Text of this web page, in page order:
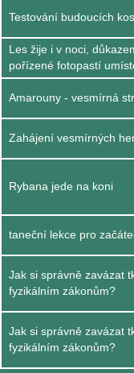
Testování budoucích
Les žije i v noci,
pořízené fotopastí
Amarouny - vesmírná
Zahájení vesmírných
Rybana jede na koni
taneční lekce pro
Jak si správně zavázat
fyzikálním zákonům?
Jak si správně zavázat
fyzikálním zákonům?